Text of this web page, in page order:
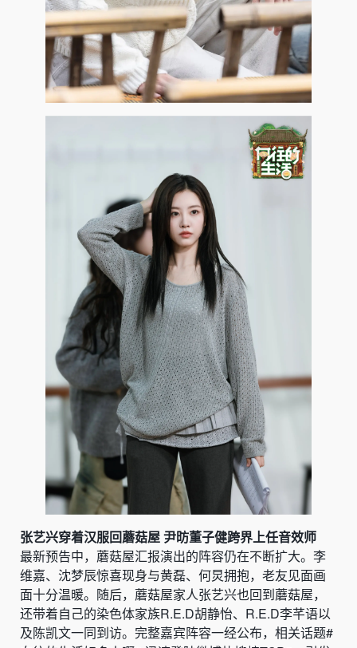
张艺兴穿着汉服回蘑菇屋 尹昉董子健跨界上任音效师
最新预告中，蘑菇屋汇报演出的阵容仍在不断扩大。李
维嘉、沈梦辰惊喜现身与黄磊、何炅拥抱，老友见面画
面十分温暖。随后，蘑菇屋家人张艺兴也回到蘑菇屋，
还带着自己的染色体家族R.E.D胡静怡、R.E.D李芊语以
及陈凯文一同到访。完整嘉宾阵容一经公布，相关话题#